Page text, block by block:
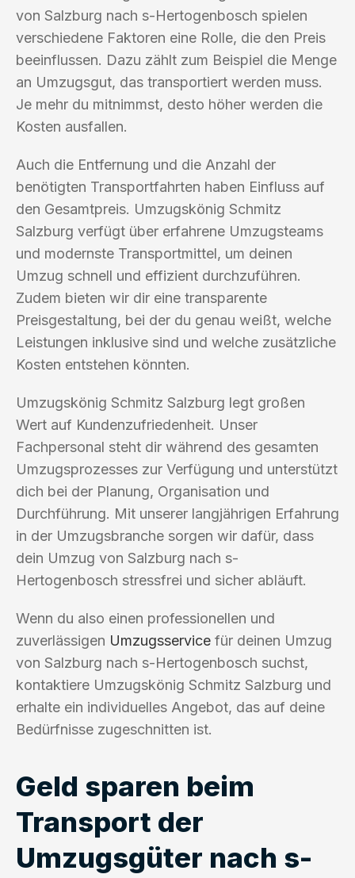
von Salzburg nach s-Hertogenbosch spielen
verschiedene Faktoren eine Rolle, die den Preis
beeinflussen. Dazu zählt zum Beispiel die Menge
an Umzugsgut, das transportiert werden muss.
Je mehr du mitnimmst, desto höher werden die
Kosten ausfallen.
Auch die Entfernung und die Anzahl der
benötigten Transportfahrten haben Einfluss auf
den Gesamtpreis. Umzugskönig Schmitz
Salzburg verfügt über erfahrene Umzugsteams
und modernste Transportmittel, um deinen
Umzug schnell und effizient durchzuführen.
Zudem bieten wir dir eine transparente
Preisgestaltung, bei der du genau weißt, welche
Leistungen inklusive sind und welche zusätzliche
Kosten entstehen könnten.
Umzugskönig Schmitz Salzburg legt großen
Wert auf Kundenzufriedenheit. Unser
Fachpersonal steht dir während des gesamten
Umzugsprozesses zur Verfügung und unterstützt
dich bei der Planung, Organisation und
Durchführung. Mit unserer langjährigen Erfahrung
in der Umzugsbranche sorgen wir dafür, dass
dein Umzug von Salzburg nach s-
Hertogenbosch stressfrei und sicher abläuft.
Wenn du also einen professionellen und
zuverlässigen Umzugsservice für deinen Umzug
von Salzburg nach s-Hertogenbosch suchst,
kontaktiere Umzugskönig Schmitz Salzburg und
erhalte ein individuelles Angebot, das auf deine
Bedürfnisse zugeschnitten ist.
Geld sparen beim
Transport der
Umzugsgüter nach s-